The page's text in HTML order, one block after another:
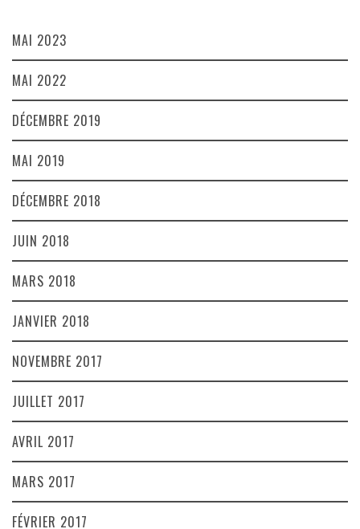
MAI 2023
MAI 2022
DÉCEMBRE 2019
MAI 2019
DÉCEMBRE 2018
JUIN 2018
MARS 2018
JANVIER 2018
NOVEMBRE 2017
JUILLET 2017
AVRIL 2017
MARS 2017
FÉVRIER 2017